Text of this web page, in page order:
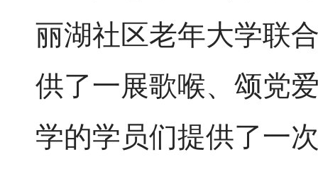
丽湖社区老年大学联
供了一展歌喉、颂党
学的学员们提供了一